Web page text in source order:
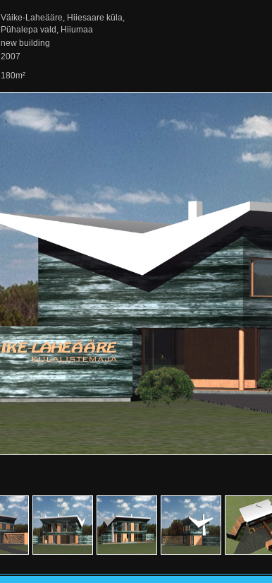
Väike-Laheääre, Hiiesaare küla,
Pühalepa vald, Hiiumaa
new building
2007
180m²